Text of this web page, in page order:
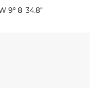
9º 8′ 34.8″